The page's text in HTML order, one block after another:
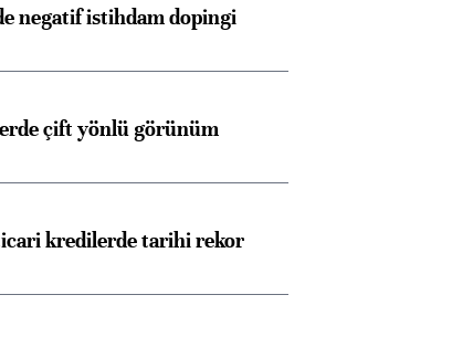
negatif istihdam dopingi
çift yönlü görünüm
kredilerde tarihi rekor